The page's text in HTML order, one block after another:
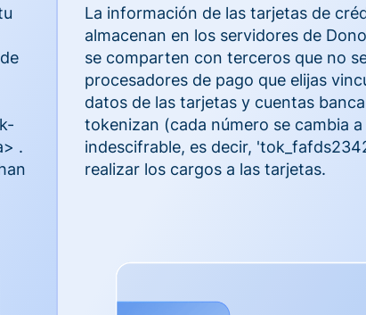
.
La información de las tarjetas de
almacenan en los servidores de
se comparten con terceros que no
procesadores de pago que elijas
datos de las tarjetas y cuentas
tokenizan (cada número se cambia a
indescifrable, es decir,
realizar los cargos a las tarjetas.